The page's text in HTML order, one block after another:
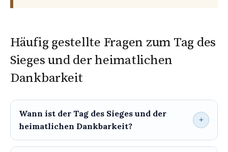
Häufig gestellte Fragen zum Tag des
Sieges und der heimatlichen
Dankbarkeit
Wann ist der Tag des Sieges und der
heimatlichen Dankbarkeit?